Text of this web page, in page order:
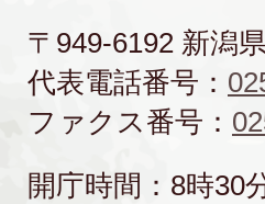
〒949-6192 新潟
代表電話番号：
ファクス番号：
開庁時間：8時30